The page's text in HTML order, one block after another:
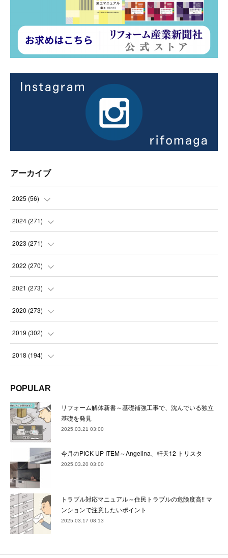
アーカイブ
2025 (56)
(14
(21
(21
2024 (271)
(21
(22
(23
(22
(24)
22)
(22)
(22)
(25
2023 (271)
(22
(23
(23
(21
(23 )
(24
(21
(24)
(21
( 23)
2022 (270)
(23
(23
(22
(23
(22 )
(23
(23
(22)
(24
( 21)
(20)
2021 (273)
(24
(23
(22
(23)
(23
(22)
(23
( 24)
(21)
2020 (273)
(24
(22
(22)
(24
(24)
(23
( 21)
(22)
2019 (302)
(23
(22)
(21)
(27)
(22
33)
(28)
2018 (194)
(17)
(32)
(36)
(30
34)
(8 )
POPULAR
リフォーム解体新書～基礎補強工事で、沈んでいる独立
基礎を発見
2025.03.21 03:00
今月のPICK UP ITEM～Angelina、軒天12 トリスタ
2025.03.20 03:00
トラブル対応マニュアル～住民トラブルの危険度高!! マ
ンションで注意したいポイント
2025.03.17 08:13